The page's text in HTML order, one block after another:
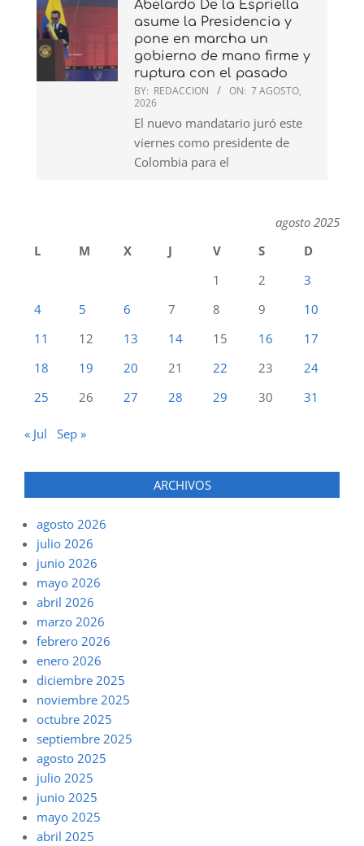
Abelardo De la Espriella
asume la Presidencia y
pone en marcha un
gobierno de mano firme y
ruptura con el pasado
BY: REDACCION ON: 7 AGOSTO,
2026
El nuevo mandatario juró este
viernes como presidente de
Colombia para el
agosto 2025
L
M X J V S
D
1
2
3
4
5 6 7 8 9
10
11
12 13 14 15 16
17
18
19 20 21 22 23
24
25
26 27 28 29 30 31
« Jul Sep »
ARCHIVOS
agosto 2026
julio 2026
junio 2026
mayo 2026
abril 2026
marzo 2026
febrero 2026
enero 2026
diciembre 2025
noviembre 2025
octubre 2025
septiembre 2025
agosto 2025
julio 2025
junio 2025
mayo 2025
abril 2025